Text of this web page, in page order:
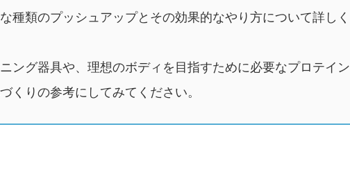
種類のプッシュアップとその効果的なやり方について詳しく
ング器具や、理想のボディを目指すために必要なプロテイン
くりの参考にしてみてください。